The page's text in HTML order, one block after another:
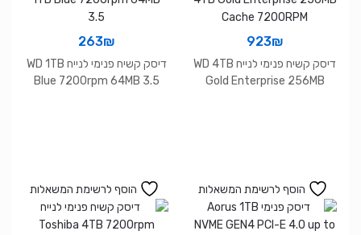
923₪
דיסק קשיח פנימי לנייח WD 4TB
Gold Enterprise 256MB
263₪
דיסק קשיח פנימי לנייח WD 1TB
Blue 7200rpm 64MB 3.5
הוסף לרשימת המשאלות הוסף לרשימת המשאלות